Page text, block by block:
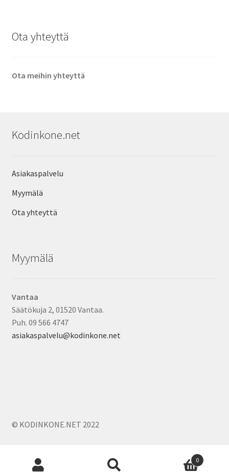
Ota yhteyttä
Ota meihin yhteyttä
Kodinkone.net
Asiakaspalvelu
Myymälä
Ota yhteyttä
Myymälä
Vantaa
Säätökuja 2, 01520 Vantaa.
Puh. 09 566 4747
asiakaspalvelu@kodinkone.net
© KODINKONE.NET 2022
Products
search
0